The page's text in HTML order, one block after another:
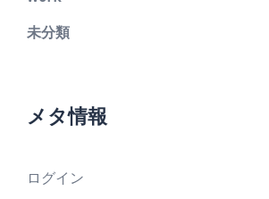
未分類
メタ情報
ログイン